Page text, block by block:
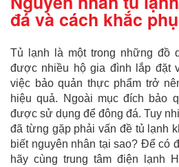
đá và cách khắc
Tủ lạnh là một trong những đồ
được nhiều hộ gia đình lắp đặt
việc bảo quản thực phẩm trở
hiệu quả. Ngoài mục đích bảo
được sử dụng để đông đá. Tuy
đã từng gặp phải vấn đề tủ lạnh
biết nguyên nhân tại sao? Để có
hãy cùng trung tâm điện lạnh